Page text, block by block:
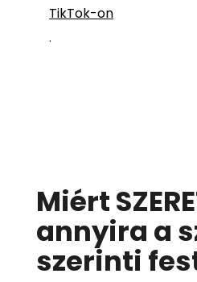
TikTok-on
.
Miért
annyira a
szerinti